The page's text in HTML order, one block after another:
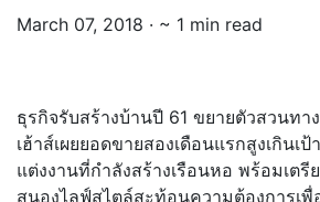
March 07, 2018 · ~ 1 min read
ธุรกิจรับสร้างบ้านปี 61 ขยายตัวสวนทา
เฮ้าส์เผยยอดขายสองเดือนแรกสูงเกินเ
แต่งงานที่กำลังสร้างเรือนหอ พร้อมเต
สนองไลฟ์สไตล์สะท้อนความต้องการเ